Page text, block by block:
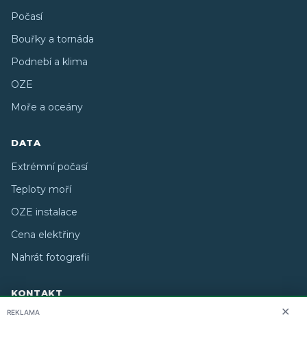
Počasí
Bouřky a tornáda
Podnebí a klima
OZE
Moře a oceány
DATA
Extrémní počasí
Teploty moří
OZE instalace
Cena elektřiny
Nahrát fotografii
KONTAKT
O nás
REKLAMA ✕